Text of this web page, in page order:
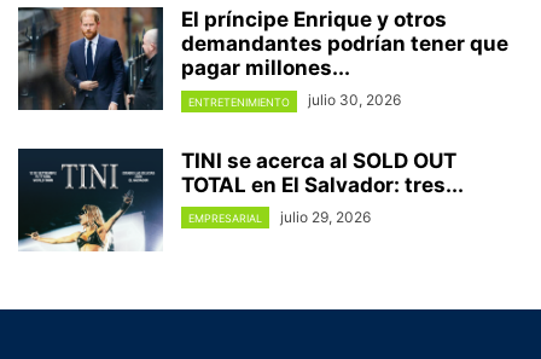
El príncipe Enrique y otros
demandantes podrían tener que
pagar millones...
ENTRETENIMIENTO julio 30, 2026
TINI se acerca al SOLD OUT
TOTAL en El Salvador: tres...
EMPRESARIAL julio 29, 2026